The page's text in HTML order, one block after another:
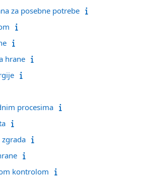
za posebne potrebe
hrane
procesima
kontrolom